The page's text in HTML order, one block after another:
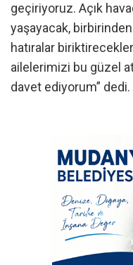
geçiriyoruz. Açık
yaşayacak,
hatıralar
ailelerimizi bu güzel
davet ediyorum” dedi.